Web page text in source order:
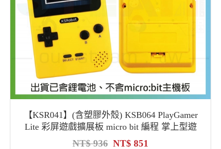
【KSR041】(含塑膠外殼) KSB064 PlayGamer
Lite 彩屏遊戲擴展板 micro bit 編程 掌上型遊
戲機 arcade
936 851